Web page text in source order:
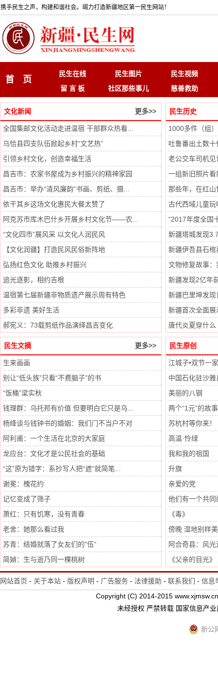
携手民生之声，构建和谐社会。竭力打造新疆地区第一民生网站！
首 页
民生在线 民生图片
民生视频
留 言 板
社区那些事儿 慈善救助
文化新闻 更多>>
全国集邮文化活动走进温宿 干部群众热看...
乌恰县四支队伍掀起乡村“文艺热”
引领乡村文化，创造幸福生活
昌吉市：农家书屋成为乡村振兴的精神家园
昌吉市：举办“清风廉韵”书画、剪纸、摄...
依干其乡这场文化惠民大餐太赞了
阿克苏市库木巴什乡开展乡村文化节——农...
“文化四市”展风采 以文化人润民风
【文化润疆】打造民风民俗新阵地
弘扬红色文化 助推乡村振兴
追光逐影，相约吉根
温宿第七届新疆非物质遗产展示周有特色
多彩非遗 美好生活
郝宪义：73载剪纸作品演绎昌吉变化
民生历史
1000多件（组
吐鲁番出土数
老公交车司机
一组新旧照片
那些年，在红
古代西域儿童
“2017年度全国
新疆塔城发现
新疆伊吾县石
文物修复故事：
新疆发现2亿年
新疆巴里坤发
新疆首次全面
唐代炎夏穿什
民生文摘 更多>>
生来画画
别让“低头族”只看“不费脑子”的书
“饭桶”梁实秋
钱理群：乌托邦有价值 但要明白它只是乌...
杨绛谈与钱钟书的婚姻：我们门不当户不对
阿利甫：一个生活在北京的大家庭
龙应台：文化才是公民社会的基础
“这”原为错字：系抄写人把“遮”就简笔...
谢冕：槐花约
记忆变成了筛子
萧红：只有饥寒，没有青春
老舍：她那么看过我
苏青：结婚就落了女友们的"伍"
简媜：生与逝乃同一棵桃树
民生原创
江城子•双节一
中国石化驻沙
美丽的八钢
两个“1元”的故
苏杭村等你来！
高温·怜绿
我和我的祖国
升旗
亲爱的党
他们有一个共
《毒》
傍晚 湿地别样
阿合奇县：风
《父亲的目光》
网站首页 - 关于本站 - 版权声明 - 广告服务 - 法律援助 - 联系我们 - 信息
Copyright (C) 2014-2015
未经授权 严禁转载 国家信息产
新公